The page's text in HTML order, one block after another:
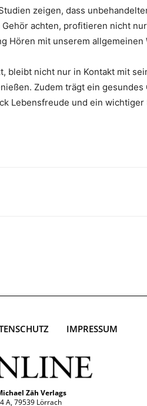
zeigen, dass
achten, profitieren nicht
Hören mit unserem
bleibt nicht nur in Kontakt mit
Zudem trägt ein
Lebensfreude und ein
IMPRESSUM
Zäh Verlags
A, 79539 Lörrach